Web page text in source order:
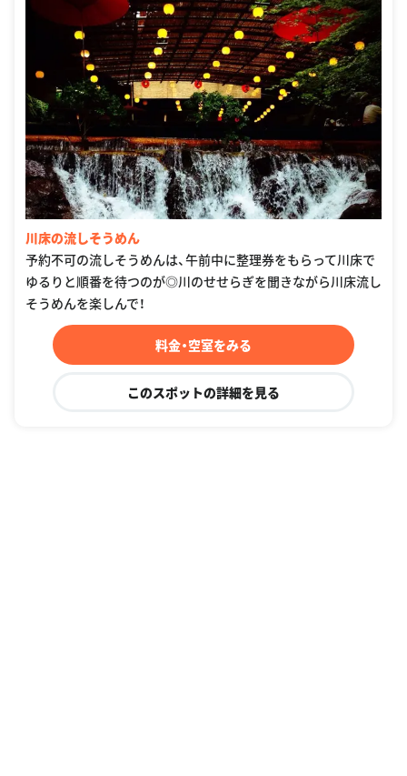
川床の流しそうめん
予約不可の流しそうめんは、午前中に整理券をもらって川床で
ゆるりと順番を待つのが◎川のせせらぎを聞きながら川床流し
そうめんを楽しんで！
料金・空室をみる
このスポットの詳細を見る